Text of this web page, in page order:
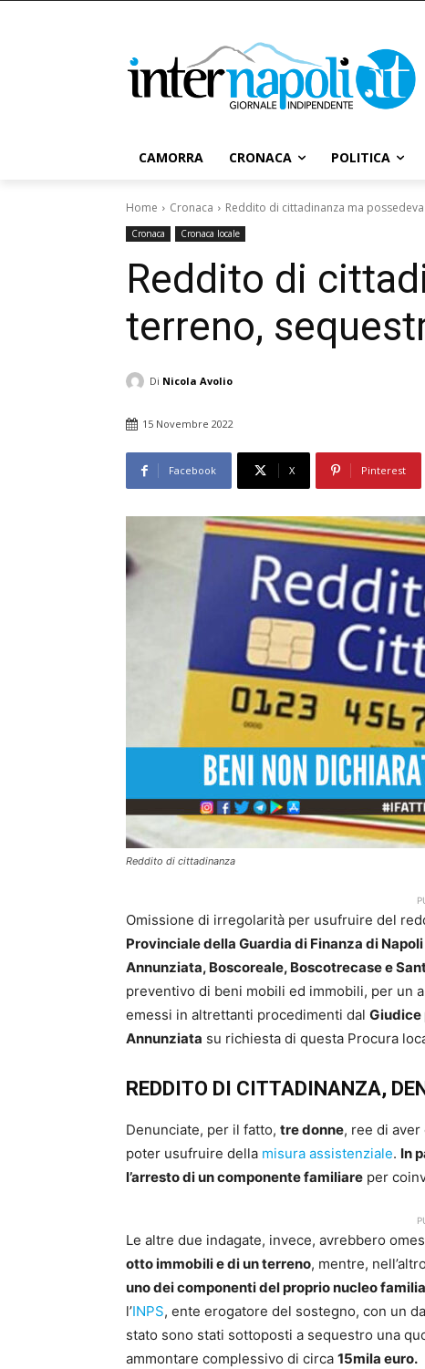
CAMORRA CRONACA POLITICA
Home Cronaca Reddito di cittadinanza ma
Cronaca Cronaca locale
Reddito di
terreno,
Di Nicola Avolio
15 Novembre 2022
Facebook X Pinterest
Reddito di cittadinanza
Omissione di irregolarità per usufruire del
Provinciale della Guardia di Finanza di Napoli
Annunziata, Boscoreale, Boscotrecase e
preventivo di beni mobili ed immobili, per un
emessi in altrettanti procedimenti dal Giudice
Annunziata su richiesta di questa Procura
REDDITO DI CITTADINANZA,
Denunciate, per il fatto, tre donne, ree di
poter usufruire della misura assistenziale. In
l’arresto di un componente familiare per
Le altre due indagate, invece, avrebbero
otto immobili e di un terreno, mentre,
uno dei componenti del proprio nucleo
l’INPS, ente erogatore del sostegno, con un
stato sono stati sottoposti a sequestro una
ammontare complessivo di circa 15mila euro.